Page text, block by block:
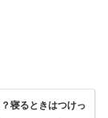
寝るときはつけっ